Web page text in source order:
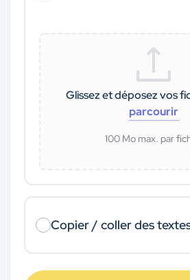
Glissez et déposez vos
parcourir
100 Mo max. par
Copier / coller des